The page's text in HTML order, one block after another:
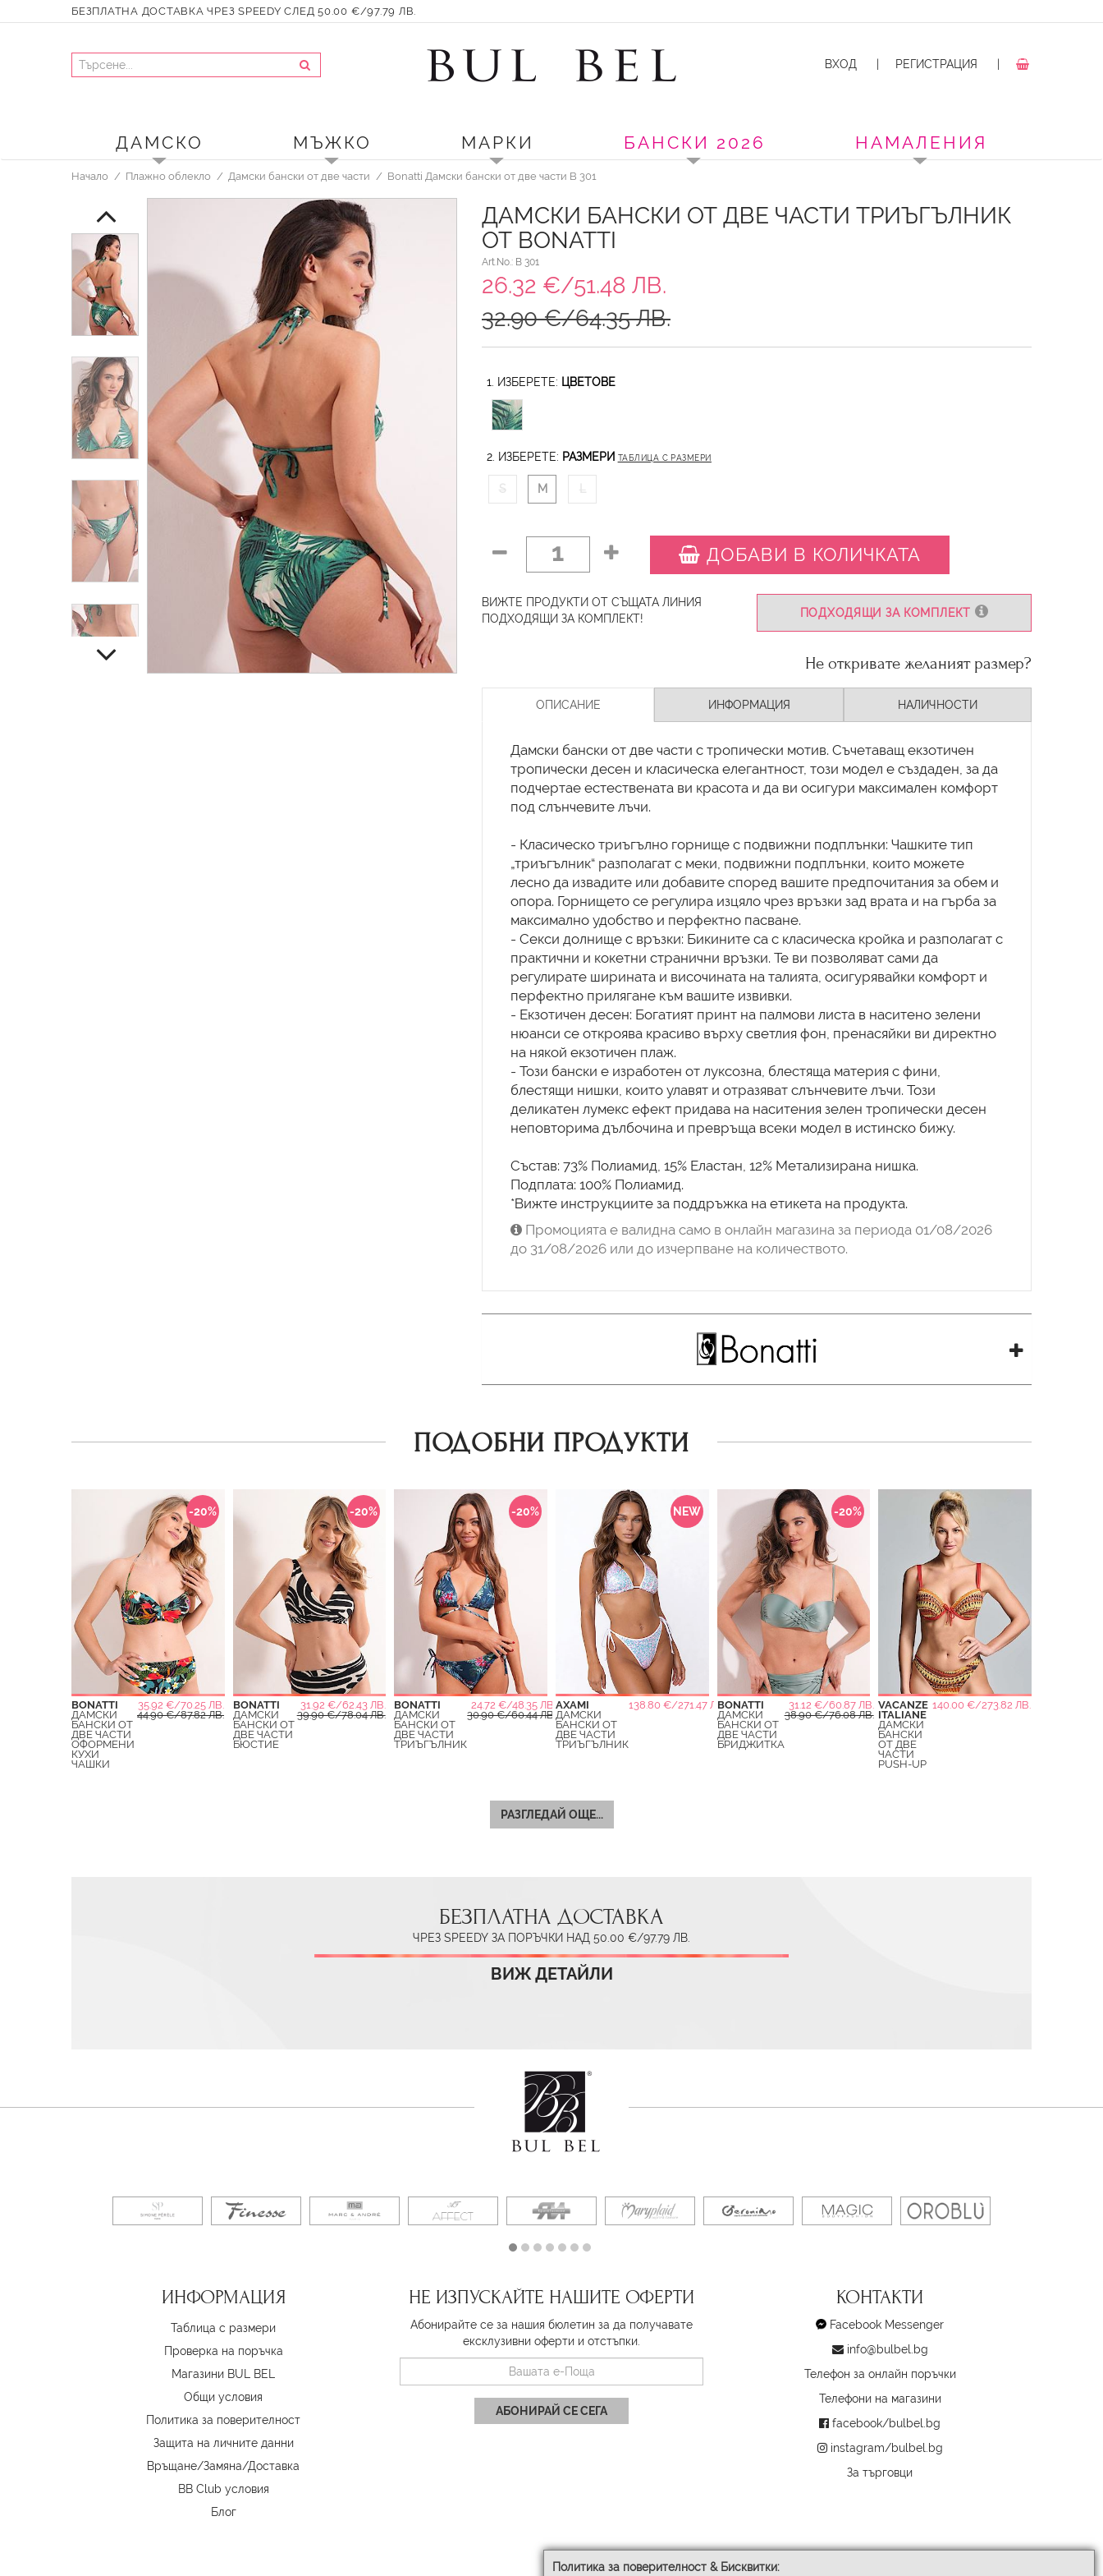
Политика за поверителност & Бисквитки:
БЕЗПЛАТНА ДОСТАВКА ЧРЕЗ SPEEDY СЛЕД 50.00 €/97.79 ЛВ.
ВХОД РЕГИСТРАЦИЯ
ДАМСКО МЪЖКО МАРКИ БАНСКИ 2026 НАМАЛЕНИЯ
Начало Плажно облекло Дамски бански от две части Bonatti Дамски бански от две части B 301
ДАМСКИ БАНСКИ ОТ ДВЕ ЧАСТИ ТРИЪГЪЛНИК
ОТ BONATTI
Art.No.: B 301
26.32 €/51.48 ЛВ.
32.90 €/64.35 ЛВ.
1. ИЗБЕРЕТЕ: ЦВЕТОВЕ
2. ИЗБЕРЕТЕ: РАЗМЕРИ ТАБЛИЦА С РАЗМЕРИ
S M L
1 ДОБАВИ В КОЛИЧКАТА
ПОДХОДЯЩИ ЗА КОМПЛЕКТ
ВИЖТЕ ПРОДУКТИ ОТ СЪЩАТА ЛИНИЯ
ПОДХОДЯЩИ ЗА КОМПЛЕКТ!
Не откривате желаният размер?
ОПИСАНИЕ ИНФОРМАЦИЯ НАЛИЧНОСТИ
Дамски бански от две части с тропически мотив. Съчетаващ екзотичен
тропически десен и класическа елегантност, този модел е създаден, за да
подчертае естествената ви красота и да ви осигури максимален комфорт
под слънчевите лъчи.
- Класическо триъгълно горнище с подвижни подплънки: Чашките тип
„триъгълник“ разполагат с меки, подвижни подплънки, които можете
лесно да извадите или добавите според вашите предпочитания за обем и
опора. Горнището се регулира изцяло чрез връзки зад врата и на гърба за
максимално удобство и перфектно пасване.
- Секси долнище с връзки: Бикините са с класическа кройка и разполагат с
практични и кокетни странични връзки. Те ви позволяват сами да
регулирате ширината и височината на талията, осигурявайки комфорт и
перфектно прилягане към вашите извивки.
- Екзотичен десен: Богатият принт на палмови листа в наситено зелени
нюанси се откроява красиво върху светлия фон, пренасяйки ви директно
на някой екзотичен плаж.
- Този бански е изработен от луксозна, блестяща материя с фини,
блестящи нишки, които улавят и отразяват слънчевите лъчи. Този
деликатен лумекс ефект придава на наситения зелен тропически десен
неповторима дълбочина и превръща всеки модел в истинско бижу.
Състав: 73% Полиамид, 15% Еластан, 12% Метализирана нишка.
Подплата: 100% Полиамид.
*Вижте инструкциите за поддръжка на етикета на продукта.
Промоцията е валидна само в онлайн магазина за периода 01/08/2026
до 31/08/2026 или до изчерпване на количеството.
ПОДОБНИ ПРОДУКТИ
-20%
BONATTI
35.92 €/70.25 ЛВ.
ДАМСКИ
БАНСКИ ОТ
ДВЕ ЧАСТИ
ОФОРМЕНИ
КУХИ
ЧАШКИ
44.90 €/87.82 ЛВ.
-20%
BONATTI
31.92 €/62.43 ЛВ.
ДАМСКИ
БАНСКИ ОТ
ДВЕ ЧАСТИ
БЮСТИЕ
39.90 €/78.04 ЛВ.
-20%
BONATTI
24.72 €/48.35 ЛВ.
ДАМСКИ
БАНСКИ ОТ
ДВЕ ЧАСТИ
ТРИЪГЪЛНИК
30.90 €/60.44 ЛВ.
NEW
AXAMI
138.80 €/271.47 ЛВ.
ДАМСКИ
БАНСКИ ОТ
ДВЕ ЧАСТИ
ТРИЪГЪЛНИК
-20%
BONATTI
31.12 €/60.87 ЛВ.
ДАМСКИ
БАНСКИ ОТ
ДВЕ ЧАСТИ
БРИДЖИТКА
38.90 €/76.08 ЛВ.
VACANZE
ITALIANE
140.00 €/273.82 ЛВ.
ДАМСКИ
БАНСКИ
ОТ ДВЕ
ЧАСТИ
PUSH-UP
РАЗГЛЕДАЙ ОЩЕ...
БЕЗПЛАТНА ДОСТАВКА
ЧРЕЗ SPEEDY ЗА ПОРЪЧКИ НАД 50.00 €/97.79 ЛВ.
ВИЖ ДЕТАЙЛИ
ИНФОРМАЦИЯ
Таблица с размери
Проверка на поръчка
Магазини BUL BEL
Oбщи условия
Политика за поверителност
Защита на личните данни
Връщане/Замяна/Доставка
BB Club условия
Блог
НЕ ИЗПУСКАЙТЕ НАШИТЕ ОФЕРТИ
Абонирайте се за нашия бюлетин за да получавате
ексклузивни оферти и отстъпки.
АБОНИРАЙ СЕ СЕГА
КОНТАКТИ
Facebook Messenger
info@bulbel.bg
Телефон за онлайн поръчки
Телефони на магазини
facebook/bulbel.bg
instagram/bulbel.bg
За търговци